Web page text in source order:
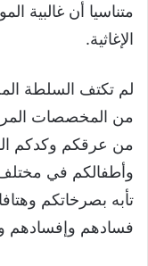
متناسيا أن غالبية
الإغاثية.
لم تكتف السلطة
من المخصصات
من عرقكم وكدكم
وأطفالكم في
تأبه بصرخاتكم
فسادهم وإفسادهم